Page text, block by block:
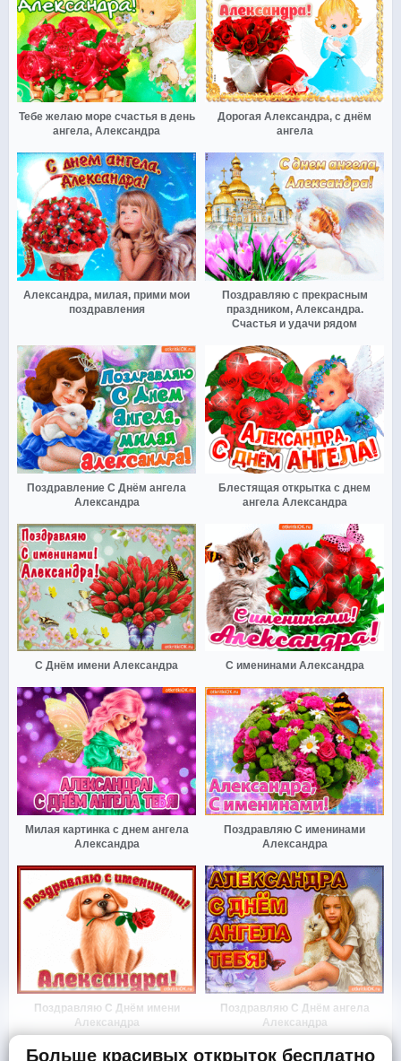
Тебе желаю море счастья в день
ангела, Александра
Дорогая Александра, с днём
ангела
Александра, милая, прими мои
поздравления
Поздравляю с прекрасным
праздником, Александра.
Счастья и удачи рядом
Поздравление С Днём ангела
Александра
Блестящая открытка с днем
ангела Александра
С Днём имени Александра С именинами Александра
Милая картинка с днем ангела
Александра
Поздравляю С именинами
Александра
Поздравляю С Днём имени
Александра
Поздравляю С Днём ангела
Александра
Больше красивых открыток бесплатно